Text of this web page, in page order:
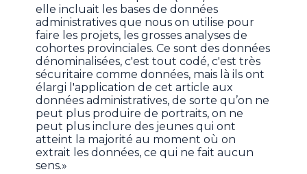
elle incluait les bases de données
administratives que nous on utilise pour
faire les projets, les grosses analyses de
cohortes provinciales. Ce sont des données
dénominalisées, c'est tout codé, c'est très
sécuritaire comme données, mais là ils ont
élargi l'application de cet article aux
données administratives, de sorte qu’on ne
peut plus produire de portraits, on ne
peut plus inclure des jeunes qui ont
atteint la majorité au moment où on
extrait les données, ce qui ne fait aucun
sens.»